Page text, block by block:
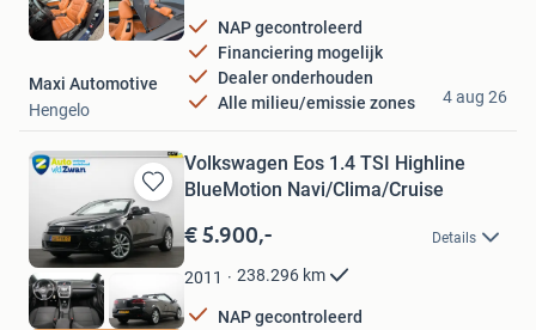
NAP gecontroleerd
Financiering mogelijk
Dealer onderhouden
Alle milieu/emissie zones
Maxi Automotive
Hengelo
4 aug 26
Bewaren
in
Mijn
Favorieten
Volkswagen Eos 1.4 TSI Highline
BlueMotion Navi/Clima/Cruise
€ 5.900,- Details
2011 238.296 km
NAP gecontroleerd